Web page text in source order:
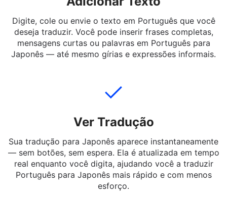
Adicionar Texto
Digite, cole ou envie o texto em Português que você
deseja traduzir. Você pode inserir frases completas,
Ver Tradução
Sua tradução para Japonês aparece instantaneamente
— sem botões, sem espera. Ela é atualizada em tempo
real enquanto você digita, ajudando você a traduzir